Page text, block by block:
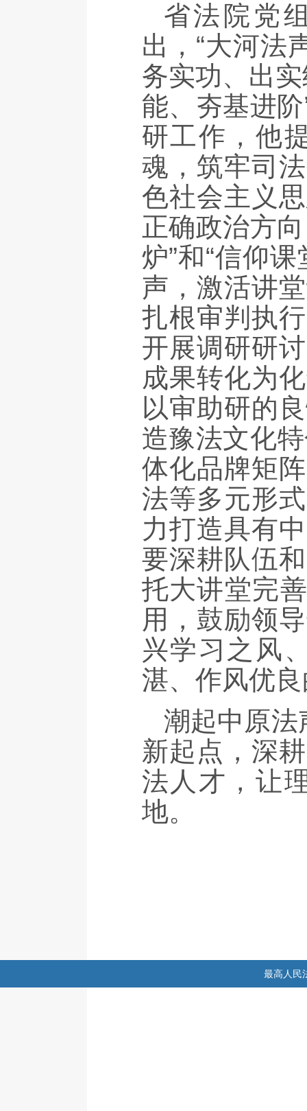
省法院党
出，“大河法
务实功、出
能、夯基进
研工作，他
魂，筑牢司
色社会主义
正确政治方
炉”和“信仰
声，激活讲
扎根审判执
开展调研研
成果转化为
以审助研的
造豫法文化
体化品牌矩
法等多元形
力打造具有
要深耕队伍
托大讲堂完
用，鼓励领
兴学习之风
湛、作风优
潮起中原法
新起点， 深
法人才，让
地。
最高人民